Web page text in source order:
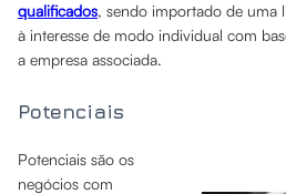
qualificados, sendo importado de uma
à interesse de modo individual com
a empresa associada.
Potenciais
Potenciais são os
negócios com